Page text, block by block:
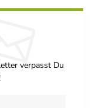
verpasst Du